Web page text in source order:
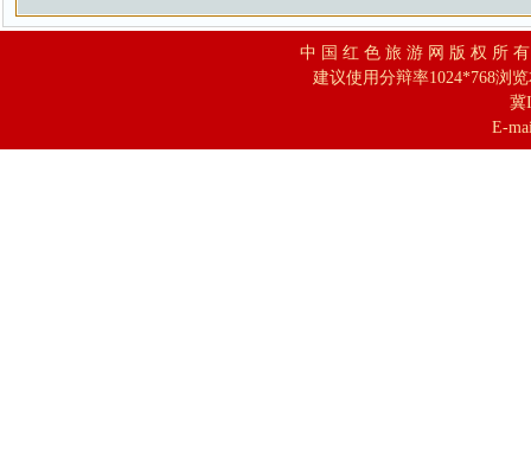
中 国 红 色 旅 游 网 版 权 所
建议使用分辩率1024*768浏
冀
E-